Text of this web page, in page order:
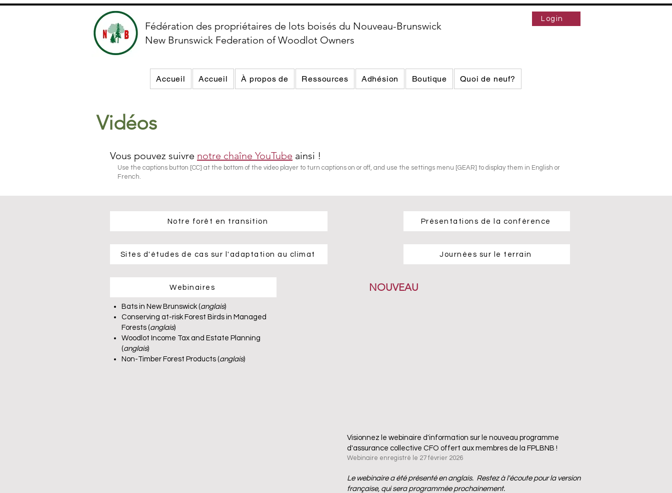
Fédération des propriétaires de lots boisés du Nouveau-Brunswick
New Brunswick Federation of Woodlot Owners
Login
Accueil Accueil À propos de Ressources Adhésion Boutique Quoi de neuf?
Vidéos
Vous pouvez suivre notre chaîne YouTube ainsi !
Use the captions button [CC] at the bottom of the video player to turn captions on or off, and use the settings menu [GEAR] to display them in English or
French.
Notre forêt en transition
Sites d'études de cas sur l'adaptation au climat
Webinaires
Bats in New Brunswick (anglais)
​Conserving at-risk Forest Birds in Managed
Forests (anglais)
Woodlot Income Tax and Estate Planning
(anglais)
​Non-Timber Forest Products (anglais)
Présentations de la conférence
Journées sur le terrain
NOUVEAU
Visionnez le webinaire d'information sur le nouveau programme
d'assurance collective CFO offert aux membres de la FPLBNB !
Webinaire enregistré le 27 février 2026
Le webinaire a été présenté en anglais. Restez à l'écoute pour la version
française, qui sera programmée prochainement.